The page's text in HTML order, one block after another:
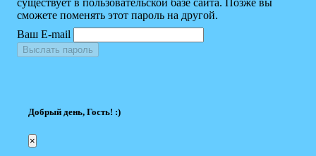
существует в пользовательской базе сайта. Позже вы
сможете поменять этот пароль на другой.
Ваш E-mail
Выслать пароль
Добрый день, Гость! :)
×